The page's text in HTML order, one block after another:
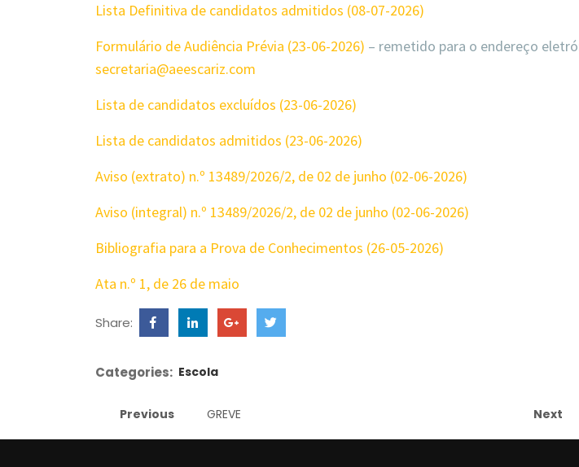
Lista Definitiva de candidatos admitidos (08-07-2026)
Formulário de Audiência Prévia (23-06-2026) – remetido para o endereço
secretaria@aeescariz.com
Lista de candidatos excluídos (23-06-2026)
Lista de candidatos admitidos (23-06-2026)
Aviso (extrato) n.º 13489/2026/2, de 02 de junho (02-06-2026)
Aviso (integral) n.º 13489/2026/2, de 02 de junho (02-06-2026)
Bibliografia para a Prova de Conhecimentos (26-05-2026)
Ata n.º 1, de 26 de maio
Share:
Categories: Escola
Previous GREVE Next